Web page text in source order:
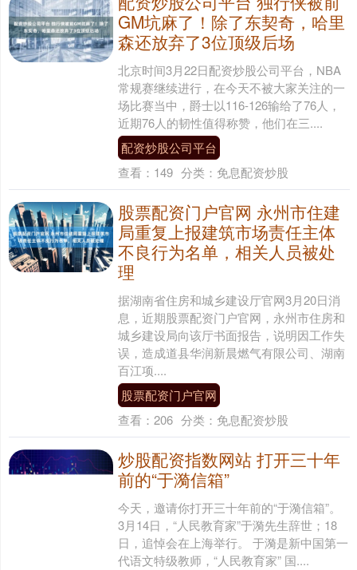
GM坑麻了！除了东契奇，哈里
森还放弃了3位顶级后场
北京时间3月22日配资炒股公司平台，NBA
常规赛继续进行，在今天不被大家关注的一
场比赛当中，爵士以116-126输给了76人，
近期76人的韧性值得称赞，他们在三....
配资炒股公司平台
查看： 149 分类： 免息配资炒股
股票配资门户官网 永州市住建
局重复上报建筑市场责任主体
不良行为名单，相关人员被处
理
据湖南省住房和城乡建设厅官网3月20日消
息，近期股票配资门户官网，永州市住房和
城乡建设局向该厅书面报告，说明因工作失
误，造成道县华润新晨燃气有限公司、湖南
百江项....
股票配资门户官网
查看： 206 分类： 免息配资炒股
炒股配资指数网站 打开三十年
前的“于漪信箱”
今天，邀请你打开三十年前的“于漪信箱”。
3月14日，“人民教育家”于漪先生辞世；18
日，追悼会在上海举行。 于漪是新中国第一
代语文特级教师，“人民教育家” 国....